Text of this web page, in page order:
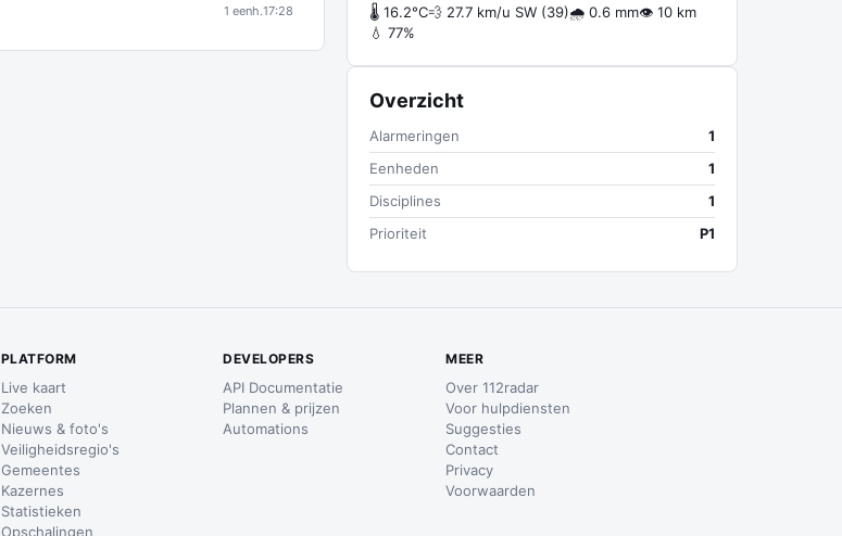
1 eenh.17:28 🌡 16.2°C💨 27.7 km/u SW (39)🌧 0.6 mm👁 10 km
💧 77%
Overzicht
Alarmeringen
1
Eenheden
1
Disciplines
1
Prioriteit
P1
PLATFORM
Live kaart
Zoeken
Nieuws & foto's
Veiligheidsregio's
Gemeentes
Kazernes
Statistieken
Opschalingen
DEVELOPERS
API Documentatie
Plannen & prijzen
Automations
MEER
Over 112radar
Voor hulpdiensten
Suggesties
Contact
Privacy
Voorwaarden